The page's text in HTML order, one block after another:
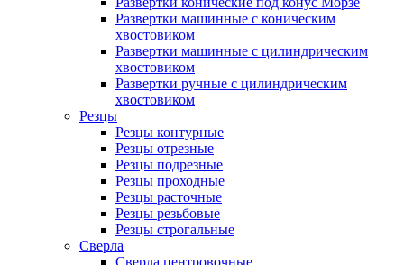
Развертки машинные с коническим
хвостовиком
Развертки машинные с цилиндрическим
хвостовиком
Развертки ручные с цилиндрическим
хвостовиком
Резцы
Резцы контурные
Резцы отрезные
Резцы подрезные
Резцы проходные
Резцы расточные
Резцы резьбовые
Резцы строгальные
Сверла
Сверла центровочные